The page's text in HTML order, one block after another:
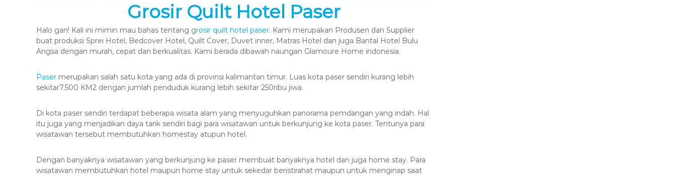
Grosir Quilt Hotel Paser
Halo gan! Kali ini mimin mau bahas tentang grosir quilt hotel paser. Kami merupakan Produsen dan Supplier
buat produksi Sprei Hotel, Bedcover Hotel, Quilt Cover, Duvet inner, Matras Hotel dan juga Bantal Hotel Bulu
Angsa dengan murah, cepat dan berkualitas. Kami berada dibawah naungan Glamoure Home indonesia.
Paser merupakan salah satu kota yang ada di provinsi kalimantan timur. Luas kota paser sendiri kurang lebih
sekitar7.500 KM2 dengan jumlah penduduk kurang lebih sekitar 250ribu jiwa.
Di kota paser sendiri terdapat beberapa wisata alam yang menyuguhkan panorama pemdangan yang indah. Hal
itu juga yang menjadikan daya tarik sendiri bagi para wisatawan untuk berkunjung ke kota paser. Tentunya para
wisatawan tersebut membutuhkan homestay atupun hotel.
Dengan banyaknya wisatawan yang berkunjung ke paser membuat banyaknya hotel dan juga home stay. Para
wisatawan membutuhkan hotel maupun home stay untuk sekedar beristirahat maupun untuk menginap saat